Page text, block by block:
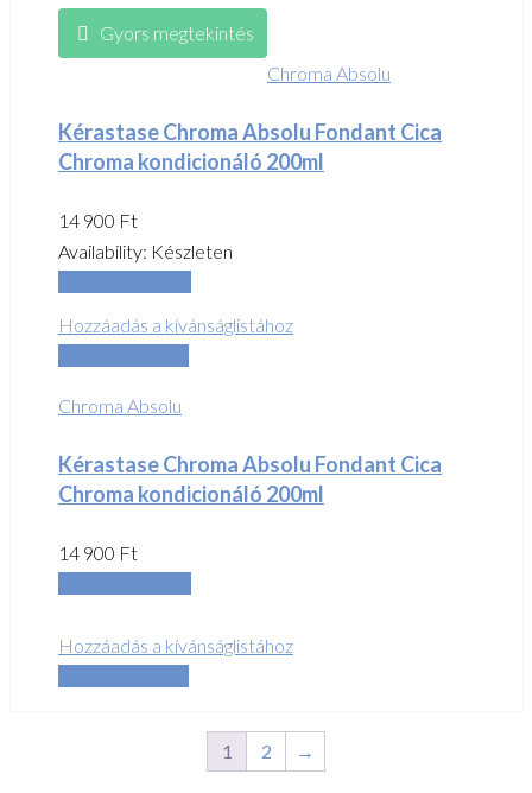
Gyors megtekintés
Chroma Absolu
Kérastase Chroma Absolu Fondant Cica
Chroma kondicionáló 200ml
14 900 Ft
Availability: Készleten
Hozzáadás a kívánságlistához
Chroma Absolu
Kérastase Chroma Absolu Fondant Cica
Chroma kondicionáló 200ml
14 900 Ft
Hozzáadás a kívánságlistához
1 2 →